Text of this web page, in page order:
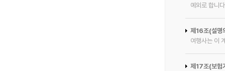
예외로 합니
제16조(설명
여행사는 이
제17조(보험